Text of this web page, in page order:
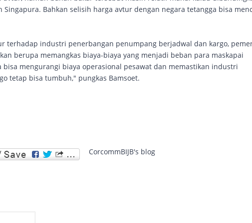
Bahkan selisih harga avtur dengan negara tetangga bisa
terhadap industri penerbangan penumpang berjadwal dan kargo,
berupa memangkas biaya-biaya yang menjadi beban para maskapai
mengurangi biaya operasional pesawat dan memastikan industri
tetap bisa tumbuh," pungkas Bamsoet.
CorcommBIJB's blog